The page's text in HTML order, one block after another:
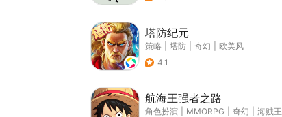
塔防纪元
策略 塔防 奇幻
欧美风
4.1
航海王强者之路
角色扮演 MMORPG 奇幻
海贼王